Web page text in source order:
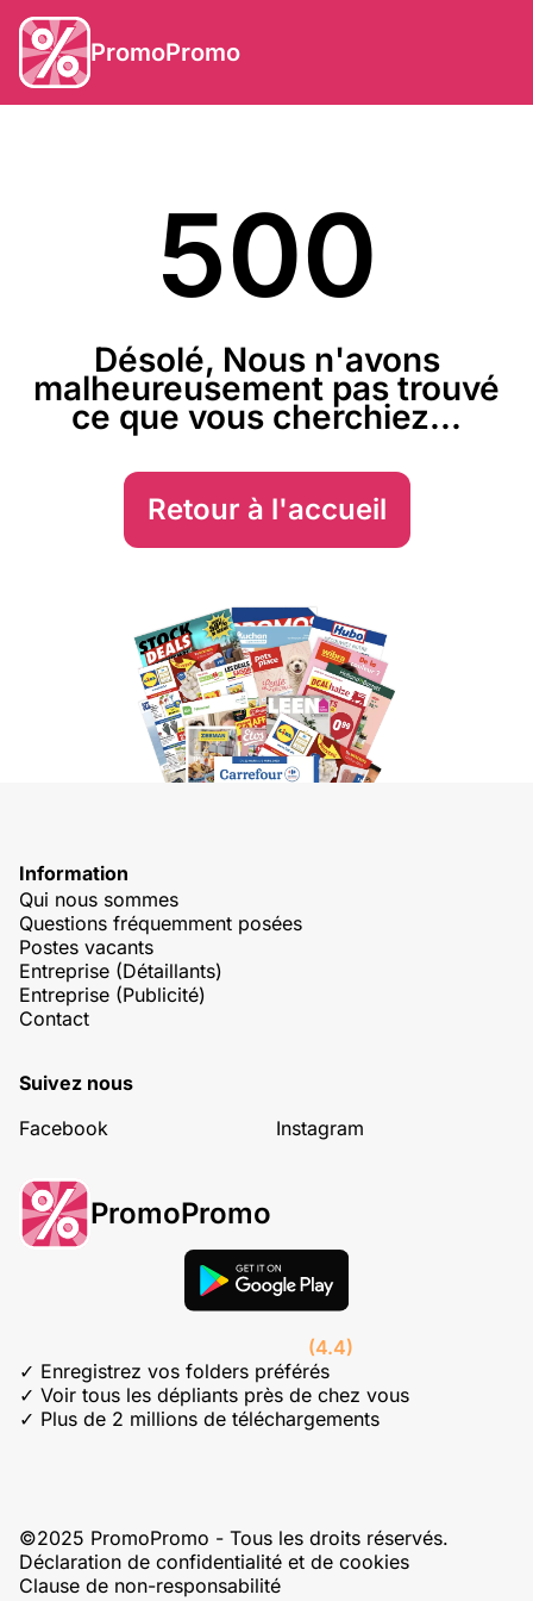
PromoPromo
500
Désolé, Nous n'avons
malheureusement pas trouvé
ce que vous cherchiez...
Retour à l'accueil
Information
Qui nous sommes
Questions fréquemment posées
Postes vacants
Entreprise (Détaillants)
Entreprise (Publicité)
Contact
Suivez nous
Facebook
Instagram
PromoPromo
(4.4)
✓ Enregistrez vos folders préférés
✓ Voir tous les dépliants près de chez vous
✓ Plus de 2 millions de téléchargements
©2025 PromoPromo - Tous les droits réservés.
Déclaration de confidentialité et de cookies
Clause de non-responsabilité